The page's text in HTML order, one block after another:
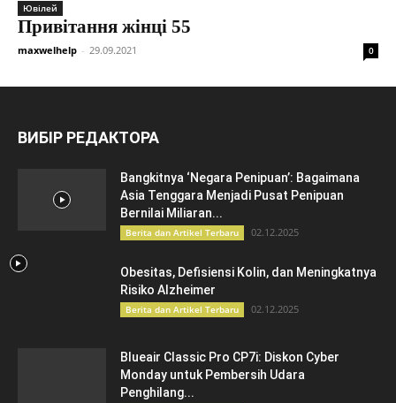
Ювілей
Привітання жінці 55
maxwelhelp - 29.09.2021 0
ВИБІР РЕДАКТОРА
Bangkitnya ‘Negara Penipuan’: Bagaimana
Asia Tenggara Menjadi Pusat Penipuan
Bernilai Miliaran...
Berita dan Artikel Terbaru 02.12.2025
Obesitas, Defisiensi Kolin, dan Meningkatnya
Risiko Alzheimer
Berita dan Artikel Terbaru 02.12.2025
Blueair Classic Pro CP7i: Diskon Cyber
Monday untuk Pembersih Udara
Penghilang...